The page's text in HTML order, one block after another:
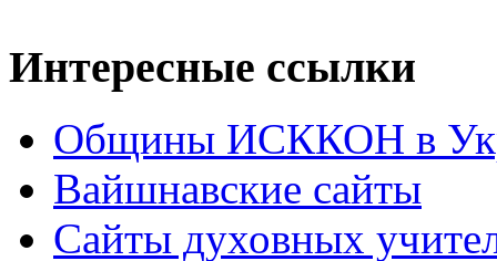
Интересные ссылки
Общины ИСККОН в
Вайшнавские сайты
Сайты духовных